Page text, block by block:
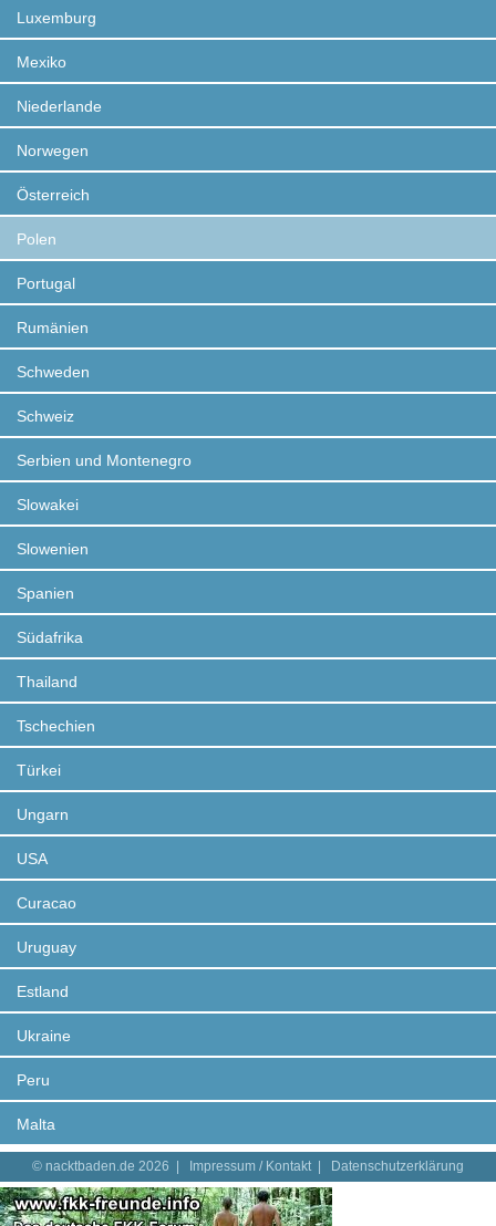
Luxemburg
Mexiko
Niederlande
Norwegen
Österreich
Polen
Portugal
Rumänien
Schweden
Schweiz
Serbien und Montenegro
Slowakei
Slowenien
Spanien
Südafrika
Thailand
Tschechien
Türkei
Ungarn
USA
Curacao
Uruguay
Estland
Ukraine
Peru
Malta
© nacktbaden.de 2026 | Impressum / Kontakt| Datenschutzerklärung